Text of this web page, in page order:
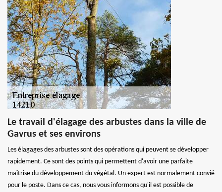
Le travail d'élagage des arbustes dans la ville de
Gavrus et ses environs
Les élagages des arbustes sont des opérations qui peuvent se développer
rapidement. Ce sont des points qui permettent d'avoir une parfaite
maîtrise du développement du végétal. Un expert est normalement convié
pour le poste. Dans ce cas, nous vous informons qu'il est possible de